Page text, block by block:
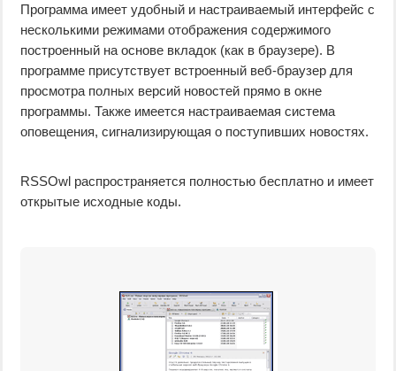
Программа имеет удобный и настраиваемый интерфейс с
несколькими режимами отображения содержимого
построенный на основе вкладок (как в браузере). В
программе присутствует встроенный веб-браузер для
просмотра полных версий новостей прямо в окне
программы. Также имеется настраиваемая система
оповещения, сигнализирующая о поступивших новостях.
RSSOwl распространяется полностью бесплатно и имеет
открытые исходные коды.